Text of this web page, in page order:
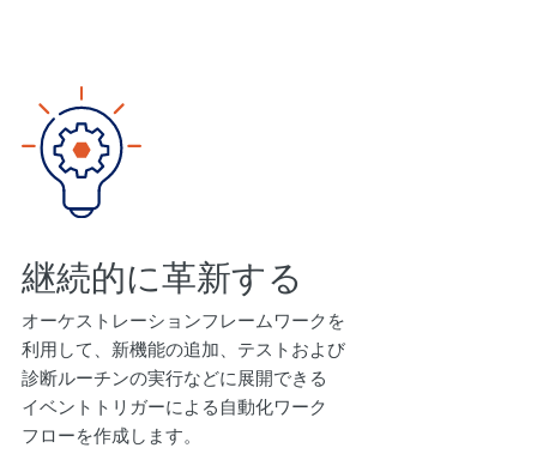
継続的に革新する
オーケストレーションフレームワークを
利用して、新機能の追加、テストおよび
診断ルーチンの実行などに展開できる
イベントトリガーによる自動化ワーク
フローを作成します。